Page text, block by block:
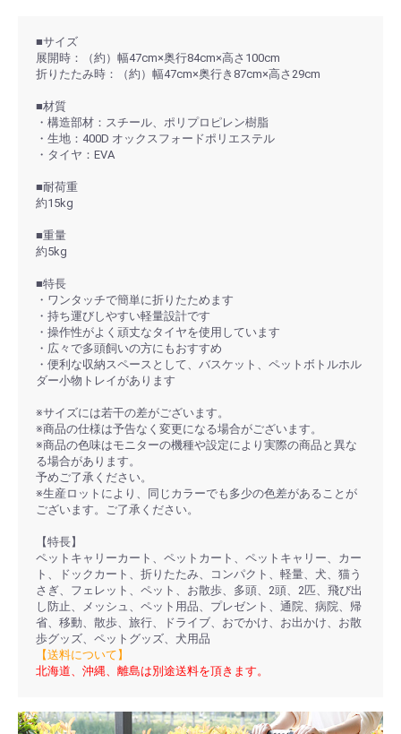
■サイズ
展開時：（約）幅47cm×奥行84cm×高さ100cm
折りたたみ時：（約）幅47cm×奥行き87cm×高さ29cm
■材質
・構造部材：スチール、ポリプロピレン樹脂
・生地：400D オックスフォードポリエステル
・タイヤ：EVA
■耐荷重
約15kg
■重量
約5kg
■特長
・ワンタッチで簡単に折りたためます
・持ち運びしやすい軽量設計です
・操作性がよく頑丈なタイヤを使用しています
・広々で多頭飼いの方にもおすすめ
・便利な収納スペースとして、バスケット、ペットボトルホル
ダー小物トレイがあります
※サイズには若干の差がございます。
※商品の仕様は予告なく変更になる場合がございます。
※商品の色味はモニターの機種や設定により実際の商品と異な
る場合があります。
予めご了承ください。
※生産ロットにより、同じカラーでも多少の色差があることが
ございます。ご了承ください。
【特長】
ペットキャリーカート、ペットカート、ペットキャリー、カー
ト、ドックカート、折りたたみ、コンパクト、軽量、犬、猫う
さぎ、フェレット、ペット、お散歩、多頭、2頭、2匹、飛び出
し防止、メッシュ、ペット用品、プレゼント、通院、病院、帰
省、移動、散歩、旅行、ドライブ、おでかけ、お出かけ、お散
歩グッズ、ペットグッズ、犬用品
【送料について】
北海道、沖縄、離島は別途送料を頂きます。